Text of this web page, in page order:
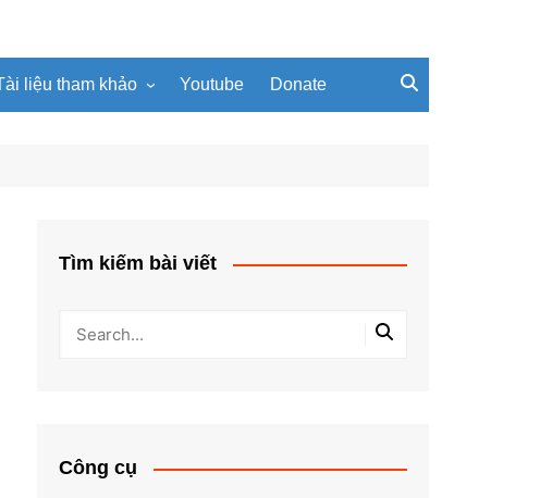
liệu tham khảo Youtube Donate
Tìm kiếm bài viết
Công cụ